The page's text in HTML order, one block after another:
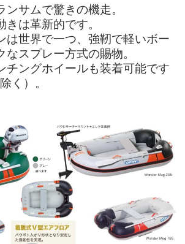
サムで驚きの機走。
は革新的です。
は世界で一つ、強靭で軽いボー
なスプレー方式の賜物。
チングホイールも装着可能です
く）。